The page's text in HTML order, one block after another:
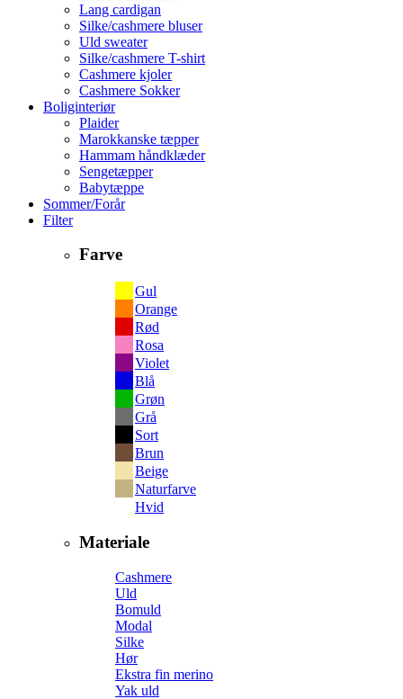
Lang cardigan
Silke/cashmere bluser
Uld sweater
Silke/cashmere T-shirt
Cashmere kjoler
Cashmere Sokker
Boliginteriør
Plaider
Marokkanske tæpper
Hammam håndklæder
Sengetæpper
Babytæppe
Sommer/Forår
Filter
Farve
Gul
Orange
Rød
Rosa
Violet
Blå
Grøn
Grå
Sort
Brun
Beige
Naturfarve
Hvid
Materiale
Cashmere
Uld
Bomuld
Modal
Silke
Hør
Ekstra fin merino
Yak uld